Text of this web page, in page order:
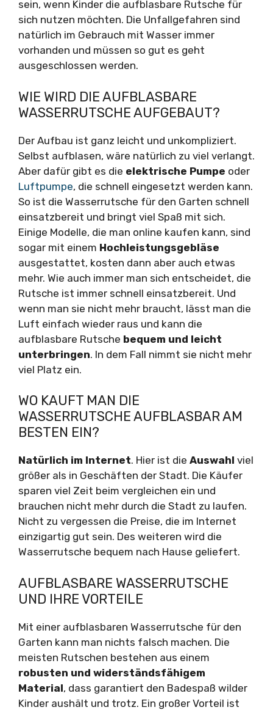
sein, wenn Kinder die aufblasbare Rutsche für
sich nutzen möchten. Die Unfallgefahren sind
natürlich im Gebrauch mit Wasser immer
vorhanden und müssen so gut es geht
ausgeschlossen werden.
WIE WIRD DIE AUFBLASBARE
WASSERRUTSCHE AUFGEBAUT?
Der Aufbau ist ganz leicht und unkompliziert.
Selbst aufblasen, wäre natürlich zu viel verlangt.
Aber dafür gibt es die elektrische Pumpe oder
Luftpumpe, die schnell eingesetzt werden kann.
So ist die Wasserrutsche für den Garten schnell
einsatzbereit und bringt viel Spaß mit sich.
Einige Modelle, die man online kaufen kann, sind
sogar mit einem Hochleistungsgebläse
ausgestattet, kosten dann aber auch etwas
mehr. Wie auch immer man sich entscheidet, die
Rutsche ist immer schnell einsatzbereit. Und
wenn man sie nicht mehr braucht, lässt man die
Luft einfach wieder raus und kann die
aufblasbare Rutsche bequem und leicht
unterbringen. In dem Fall nimmt sie nicht mehr
viel Platz ein.
WO KAUFT MAN DIE
WASSERRUTSCHE AUFBLASBAR AM
BESTEN EIN?
Natürlich im Internet. Hier ist die Auswahl viel
größer als in Geschäften der Stadt. Die Käufer
sparen viel Zeit beim vergleichen ein und
brauchen nicht mehr durch die Stadt zu laufen.
Nicht zu vergessen die Preise, die im Internet
einzigartig gut sein. Des weiteren wird die
Wasserrutsche bequem nach Hause geliefert.
AUFBLASBARE WASSERRUTSCHE
UND IHRE VORTEILE
Mit einer aufblasbaren Wasserrutsche für den
Garten kann man nichts falsch machen. Die
meisten Rutschen bestehen aus einem
robusten und widerständsfähigem
Material, dass garantiert den Badespaß wilder
Kinder aushält und trotz. Ein großer Vorteil ist